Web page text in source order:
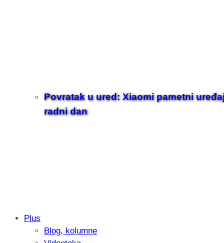
Povratak u ured: Xiaomi pametni
radni dan
Samsung otkrio kako je nastajala
Plus
Blog, kolumne